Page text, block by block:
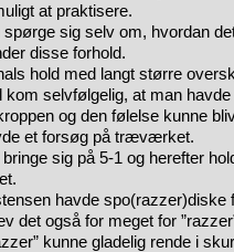
at praktisere.
sig selv om, hvordan
disse forhold.
hold med langt større
selvfølgelig, at man
og den følelse kunne
et forsøg på træværket.
sig på 5-1 og herefter
havde spo(razzer)diske
det også for meget for
kunne gladelig rende i